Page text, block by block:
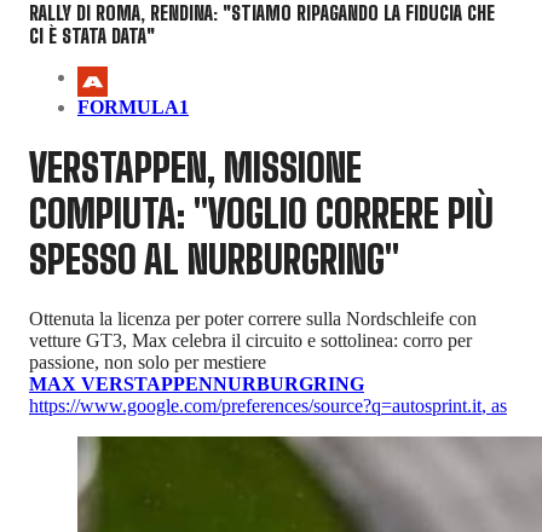
RALLY DI ROMA, RENDINA: "STIAMO RIPAGANDO LA FIDUCIA CHE
CI È STATA DATA"
FORMULA1
VERSTAPPEN, MISSIONE
COMPIUTA: "VOGLIO CORRERE PIÙ
SPESSO AL NURBURGRING"
Ottenuta la licenza per poter correre sulla Nordschleife con
vetture GT3, Max celebra il circuito e sottolinea: corro per
passione, non solo per mestiere
MAX VERSTAPPENNURBURGRING
https://www.google.com/preferences/source?q=autosprint.it, as